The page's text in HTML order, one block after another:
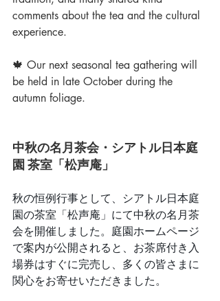
comments about the tea and the cultural
experience.
🍁 Our next seasonal tea gathering will
be held in late October during the
autumn foliage.
中秋の名月茶会・シアトル日本庭
園 茶室「松声庵」
秋の恒例行事として、シアトル日本庭
園の茶室「松声庵」にて中秋の名月茶
会を開催しました。庭園ホームページ
で案内が公開されると、お茶席付き入
場券はすぐに完売し、多くの皆さまに
関心をお寄せいただきました。